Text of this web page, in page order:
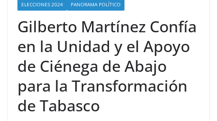
ELECCIONES 2024 PANORAMA POLÍTICO
Gilberto Martínez Confía
en la Unidad y el Apoyo
de Ciénega de Abajo
para la Transformación
de Tabasco